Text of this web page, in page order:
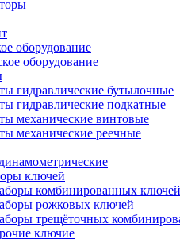
оборудование
оборудование
гидравлические бутылочные
гидравлические подкатные
механические винтовые
механические реечные
ключей
комбинированных ключей
рожковых ключей
трещёточных
ключие